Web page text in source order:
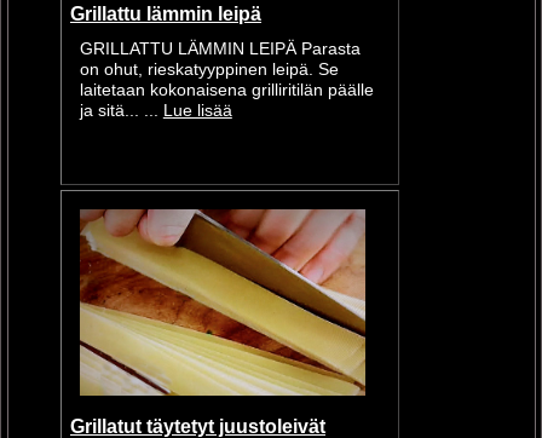
Grillattu lämmin leipä
GRILLATTU LÄMMIN LEIPÄ Parasta
on ohut, rieskatyyppinen leipä. Se
laitetaan kokonaisena grilliritilän päälle
ja sitä... ... Lue lisää
Grillatut täytetyt juustoleivät